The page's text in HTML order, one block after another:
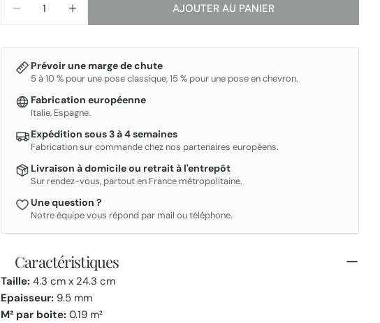
DIMINUER LA QUANTITÉ POUR GRADIENT
AUGMENTER LA QUANTITÉ POUR GRADIENT
AJOUTER AU PANIER
Prévoir une marge de chute
5 à 10 % pour une pose classique, 15 % pour une pose en chevron.
Fabrication européenne
Italie, Espagne.
Expédition sous 3 à 4 semaines
Fabrication sur commande chez nos partenaires européens.
Livraison à domicile ou retrait à l'entrepôt
Sur rendez-vous, partout en France métropolitaine.
Une question ?
Notre équipe vous répond par mail ou téléphone.
Caractéristiques
Taille: 4.3 cm x 24.3 cm
Epaisseur: 9.5 mm
M² par boite: 0.19 m²
Partager ce produit
Partager
Votre
Votre
email
Ton
téléphone
Votre
Les champs marqués * sont obligatoires.